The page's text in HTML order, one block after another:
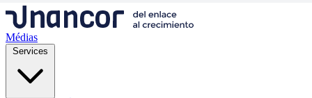
Médias
Services